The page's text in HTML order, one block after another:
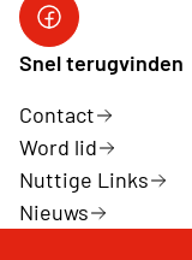
Facebook Neos
Snel terugvinden
Contact
Word lid
Nuttige Links
Nieuws